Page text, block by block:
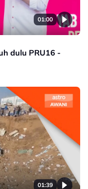
01:00
dulu PRU16 -
01:39